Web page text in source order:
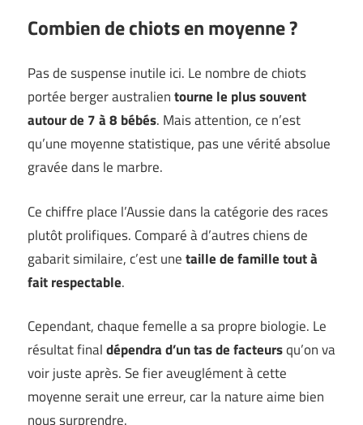
Combien de chiots en moyenne ?
Pas de suspense inutile ici. Le nombre de chiots
portée berger australientourne le plus souvent
autour de 7 à 8 bébés. Mais attention, ce n’est
qu’une moyenne statistique, pas une vérité absolue
gravée dans le marbre.
Ce chiffre place l’Aussie dans la catégorie des races
plutôt prolifiques. Comparé à d’autres chiens de
gabarit similaire, c’est unetaille de famille tout à
fait respectable.
Cependant, chaque femelle a sa propre biologie. Le
résultat finaldépendra d’un tas de facteursqu’on va
voir juste après. Se fier aveuglément à cette
moyenne serait une erreur, car la nature aime bien
nous surprendre.